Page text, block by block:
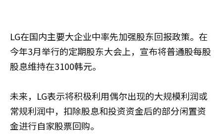
LG在国内主要大企业中率先加强股东回报政策。在
今年3月举行的定期股东大会上，宣布将普通股每股
股息维持在3100韩元。
未来，LG表示将积极利用偶尔出现的大规模利润或
常规利润中，扣除股息和投资资金后的部分闲置资
金进行自家股票回购。